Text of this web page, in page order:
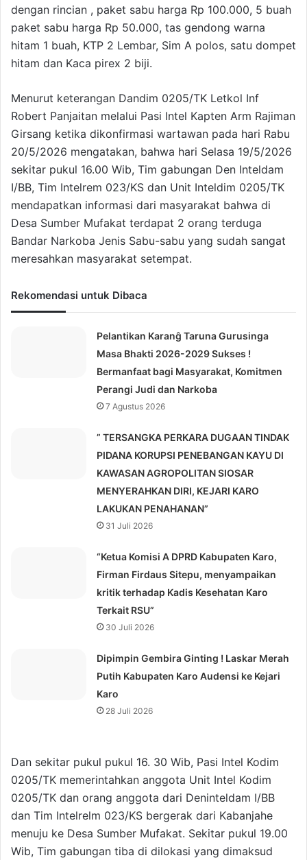
dengan rincian , paket sabu harga Rp 100.000, 5 buah
paket sabu harga Rp 50.000, tas gendong warna
hitam 1 buah, KTP 2 Lembar, Sim A polos, satu dompet
hitam dan Kaca pirex 2 biji.
Menurut keterangan Dandim 0205/TK Letkol Inf
Robert Panjaitan melalui Pasi Intel Kapten Arm Rajiman
Girsang ketika dikonfirmasi wartawan pada hari Rabu
20/5/2026 mengatakan, bahwa hari Selasa 19/5/2026
sekitar pukul 16.00 Wib, Tim gabungan Den Inteldam
I/BB, Tim Intelrem 023/KS dan Unit Inteldim 0205/TK
mendapatkan informasi dari masyarakat bahwa di
Desa Sumber Mufakat terdapat 2 orang terduga
Bandar Narkoba Jenis Sabu-sabu yang sudah sangat
meresahkan masyarakat setempat.
Rekomendasi untuk Dibaca
Pelantikan Karanĝ Taruna Gurusinga
Masa Bhakti 2026-2029 Sukses !
Bermanfaat bagi Masyarakat, Komitmen
Perangi Judi dan Narkoba
7 Agustus 2026
” TERSANGKA PERKARA DUGAAN TINDAK
PIDANA KORUPSI PENEBANGAN KAYU DI
KAWASAN AGROPOLITAN SIOSAR
MENYERAHKAN DIRI, KEJARI KARO
LAKUKAN PENAHANAN”
31 Juli 2026
“Ketua Komisi A DPRD Kabupaten Karo,
Firman Firdaus Sitepu, menyampaikan
kritik terhadap Kadis Kesehatan Karo
Terkait RSU”
30 Juli 2026
Dipimpin Gembira Ginting ! Laskar Merah
Putih Kabupaten Karo Audensi ke Kejari
Karo
28 Juli 2026
Dan sekitar pukul pukul 16. 30 Wib, Pasi Intel Kodim
0205/TK memerintahkan anggota Unit Intel Kodim
0205/TK dan orang anggota dari Deninteldam I/BB
dan Tim Intelrelm 023/KS bergerak dari Kabanjahe
menuju ke Desa Sumber Mufakat. Sekitar pukul 19.00
Wib, Tim gabungan tiba di dilokasi yang dimaksud